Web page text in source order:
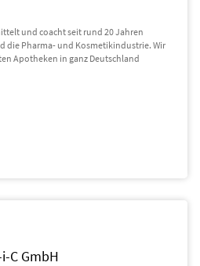
und coacht seit rund 20 Jahren
die Pharma- und Kosmetikindustrie. Wir
Apotheken in ganz Deutschland
i-C GmbH